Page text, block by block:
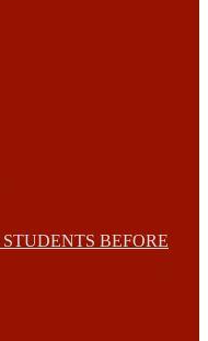
BEFORE